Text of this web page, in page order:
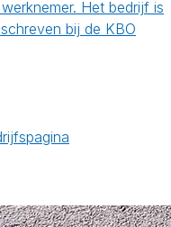
Het bedrijf is
bij de KBO